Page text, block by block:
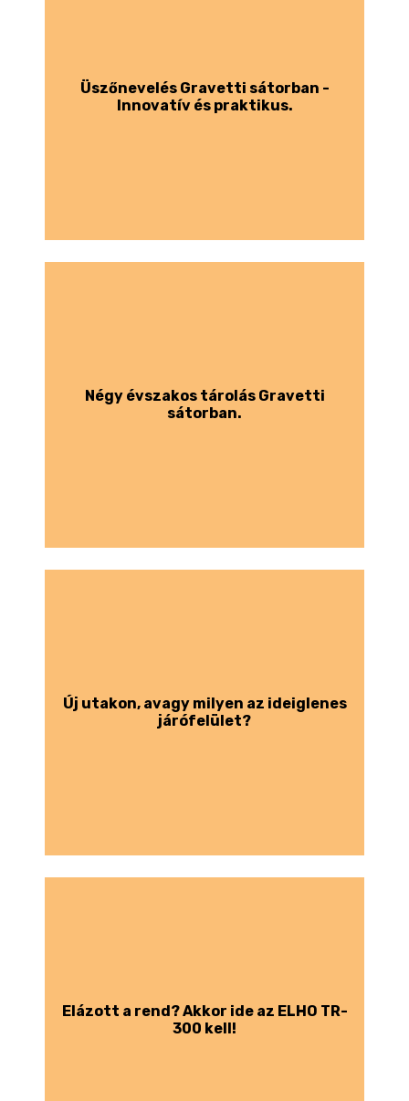
Üszőnevelés Gravetti sátorban -
Innovatív és praktikus.
Négy évszakos tárolás Gravetti
sátorban.
Új utakon, avagy milyen az ideiglenes
járófelület?
Elázott a rend? Akkor ide az ELHO TR-
300 kell!